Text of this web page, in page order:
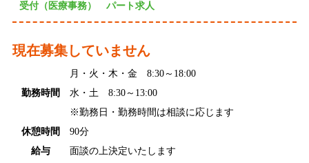
受付（医療事務） パート求人
現在募集していません
勤務時間
月・火・木・金 8:30～18:00
水・土 8:30～13:00
※勤務日・勤務時間は相談に応じます
休憩時間
90分
給与
面談の上決定いたします